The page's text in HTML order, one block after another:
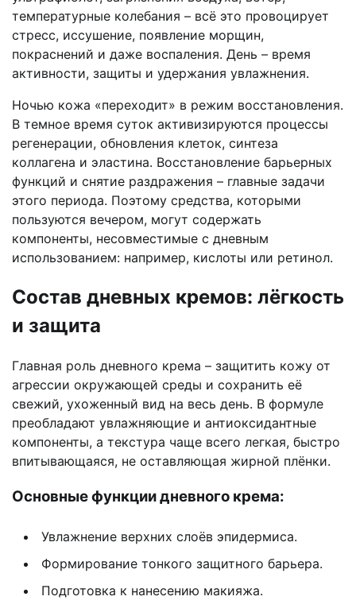
температурные колебания – всё это провоцирует
стресс, иссушение, появление морщин,
покраснений и даже воспаления. День – время
активности, защиты и удержания увлажнения.
Ночью кожа «переходит» в режим восстановления.
В темное время суток активизируются процессы
регенерации, обновления клеток, синтеза
коллагена и эластина. Восстановление барьерных
функций и снятие раздражения – главные задачи
этого периода. Поэтому средства, которыми
пользуются вечером, могут содержать
компоненты, несовместимые с дневным
использованием: например, кислоты или ретинол.
Состав дневных кремов: лёгкость
и защита
Главная роль дневного крема – защитить кожу от
агрессии окружающей среды и сохранить её
свежий, ухоженный вид на весь день. В формуле
преобладают увлажняющие и антиоксидантные
компоненты, а текстура чаще всего легкая, быстро
впитывающаяся, не оставляющая жирной плёнки.
Основные функции дневного крема:
Увлажнение верхних слоёв эпидермиса.
Формирование тонкого защитного барьера.
Подготовка к нанесению макияжа.